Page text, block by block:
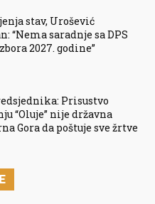
stav, Urošević
“Nema saradnje sa DPS
2027. godine”
Prisustvo
“Oluje” nije državna
Gora da poštuje sve žrtve